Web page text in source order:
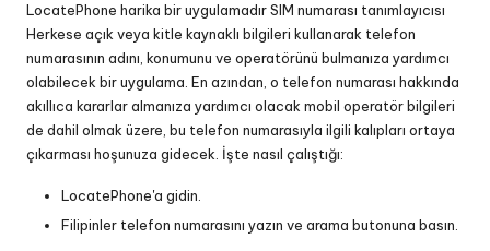
LocatePhone harika bir uygulamadırSIM numarası tanımlayıcısı
Herkese açık veya kitle kaynaklı bilgileri kullanarak telefon
numarasının adını, konumunu ve operatörünü bulmanıza yardımcı
olabilecek bir uygulama. En azından, o telefon numarası hakkında
akıllıca kararlar almanıza yardımcı olacak mobil operatör bilgileri
de dahil olmak üzere, bu telefon numarasıyla ilgili kalıpları ortaya
çıkarması hoşunuza gidecek. İşte nasıl çalıştığı:
LocatePhone'a gidin.
Filipinler telefon numarasını yazın ve arama butonuna basın.